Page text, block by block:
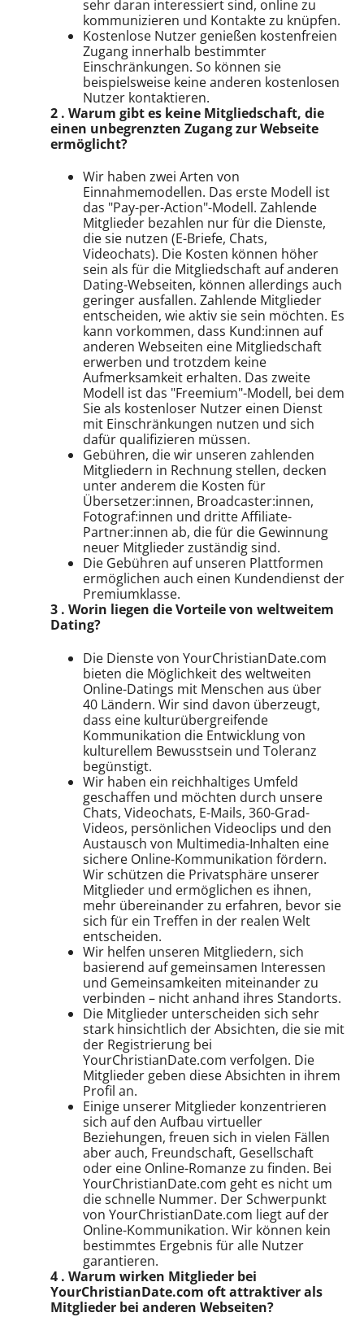
sehr daran interessiert sind, online zu
kommunizieren und Kontakte zu knüpfen.
Kostenlose Nutzer genießen kostenfreien
Zugang innerhalb bestimmter
Einschränkungen. So können sie
beispielsweise keine anderen kostenlosen
Nutzer kontaktieren.
2 . Warum gibt es keine Mitgliedschaft, die
einen unbegrenzten Zugang zur Webseite
ermöglicht?
Wir haben zwei Arten von
Einnahmemodellen. Das erste Modell ist
das "Pay-per-Action"-Modell. Zahlende
Mitglieder bezahlen nur für die Dienste,
die sie nutzen (E-Briefe, Chats,
Videochats). Die Kosten können höher
sein als für die Mitgliedschaft auf anderen
Dating-Webseiten, können allerdings auch
geringer ausfallen. Zahlende Mitglieder
entscheiden, wie aktiv sie sein möchten. Es
kann vorkommen, dass Kund:innen auf
anderen Webseiten eine Mitgliedschaft
erwerben und trotzdem keine
Aufmerksamkeit erhalten. Das zweite
Modell ist das "Freemium"-Modell, bei dem
Sie als kostenloser Nutzer einen Dienst
mit Einschränkungen nutzen und sich
dafür qualifizieren müssen.
Gebühren, die wir unseren zahlenden
Mitgliedern in Rechnung stellen, decken
unter anderem die Kosten für
Übersetzer:innen, Broadcaster:innen,
Fotograf:innen und dritte Affiliate-
Partner:innen ab, die für die Gewinnung
neuer Mitglieder zuständig sind.
Die Gebühren auf unseren Plattformen
ermöglichen auch einen Kundendienst der
Premiumklasse.
3 . Worin liegen die Vorteile von weltweitem
Dating?
Die Dienste von YourChristianDate.com
bieten die Möglichkeit des weltweiten
Online-Datings mit Menschen aus über
40 Ländern. Wir sind davon überzeugt,
dass eine kulturübergreifende
Kommunikation die Entwicklung von
kulturellem Bewusstsein und Toleranz
begünstigt.
Wir haben ein reichhaltiges Umfeld
geschaffen und möchten durch unsere
Chats, Videochats, E-Mails, 360-Grad-
Videos, persönlichen Videoclips und den
Austausch von Multimedia-Inhalten eine
sichere Online-Kommunikation fördern.
Wir schützen die Privatsphäre unserer
Mitglieder und ermöglichen es ihnen,
mehr übereinander zu erfahren, bevor sie
sich für ein Treffen in der realen Welt
entscheiden.
Wir helfen unseren Mitgliedern, sich
basierend auf gemeinsamen Interessen
und Gemeinsamkeiten miteinander zu
verbinden – nicht anhand ihres Standorts.
Die Mitglieder unterscheiden sich sehr
stark hinsichtlich der Absichten, die sie mit
der Registrierung bei
YourChristianDate.com verfolgen. Die
Mitglieder geben diese Absichten in ihrem
Profil an.
Einige unserer Mitglieder konzentrieren
sich auf den Aufbau virtueller
Beziehungen, freuen sich in vielen Fällen
aber auch, Freundschaft, Gesellschaft
oder eine Online-Romanze zu finden. Bei
YourChristianDate.com geht es nicht um
die schnelle Nummer. Der Schwerpunkt
von YourChristianDate.com liegt auf der
Online-Kommunikation. Wir können kein
bestimmtes Ergebnis für alle Nutzer
garantieren.
4 . Warum wirken Mitglieder bei
YourChristianDate.com oft attraktiver als
Mitglieder bei anderen Webseiten?